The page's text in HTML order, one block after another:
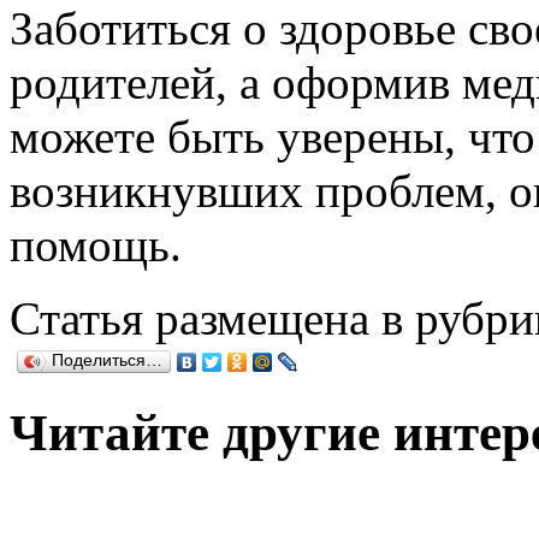
Заботиться о здоровье
родителей, а оформив
можете быть уверены,
возникнувших проблем,
помощь.
Статья размещена в
Поделиться…
Читайте другие